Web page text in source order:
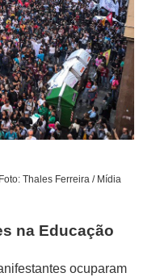
Thales Ferreira / Mídia
na Educação
ocuparam